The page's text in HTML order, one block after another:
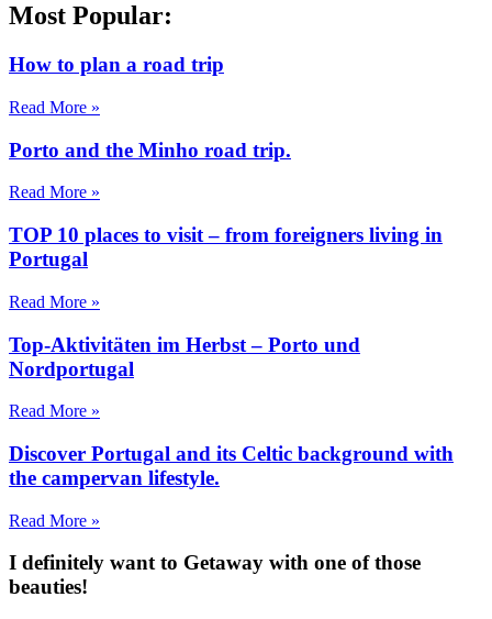
Most Popular:
How to plan a road trip
Read More »
Porto and the Minho road trip.
Read More »
TOP 10 places to visit – from foreigners living in
Portugal
Read More »
Top-Aktivitäten im Herbst – Porto und
Nordportugal
Read More »
Discover Portugal and its Celtic background with
the campervan lifestyle.
Read More »
I definitely want to Getaway with one of those
beauties!